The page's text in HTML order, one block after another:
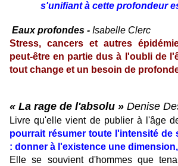
s'unifiant à cette profondeur
Eaux profondes - Isabelle Clerc
Stress, cancers et autres
peut-être en partie dus à l'oubli de
tout change et un besoin de
« La rage de l'absolu » Denise
Livre qu'elle vient de publier à l'âge
pourrait résumer toute l'intensité de
: donner à l'existence une
Elle se souvient d'hommes que